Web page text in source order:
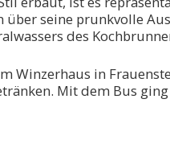
über seine prunkvolle
des
Winzerhaus in
Mit dem Bus